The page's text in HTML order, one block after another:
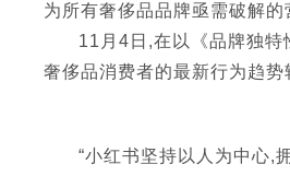
为所有奢侈品品牌亟需破解的
11月4日,在以《品牌独
奢侈品消费者的最新行为趋
“小红书坚持以人为中心,